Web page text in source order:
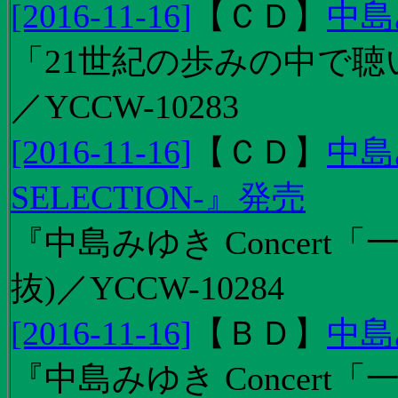
[2016-11-16] 【 ＣＤ 】 中
「21世紀の歩みの中で
／YCCW-10283
[2016-11-16] 【 ＣＤ 】 中
SELECTION-』発売
『中島みゆき Concert
抜)／YCCW-10284
[2016-11-16] 【 ＢＤ 】 中
『中島みゆき Concert